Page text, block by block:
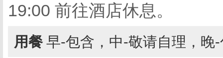
19:00 前往酒店休息。
用餐 早-包含，中-敬请自理，晚